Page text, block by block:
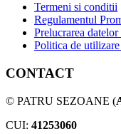
Termeni si conditii
Regulamentul
Prelucrarea
Politica de
CONTACT
© PATRU SEZOANE (
CUI: 41253060